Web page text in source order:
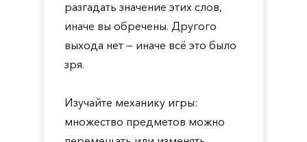
разгадать значение этих слов,
иначе вы обречены. Другого
выхода нет — иначе всё это было
зря.
Изучайте механику игры:
множество предметов можно